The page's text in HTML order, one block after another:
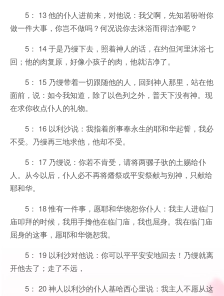
5： 13 他的仆人进前来，对他说：我父啊，先知若吩咐你
做一件大事，你岂不做吗？何况说你去沐浴而得洁净呢？
5： 14 于是乃缦下去，照着神人的话，在约但河里沐浴七
回；他的肉复原，好像小孩子的肉，他就洁净了。
5： 15 乃缦带着一切跟随他的人，回到神人那里，站在他
面前，说：如今我知道，除了以色列之外，普天下没有神。现
在求你收点仆人的礼物。
5： 16 以利沙说：我指着所事奉永生的耶和华起誓，我必
不受。乃缦再三地求他，他却不受。
5： 17 乃缦说：你若不肯受，请将两骡子驮的土赐给仆
人。从今以后，仆人必不再将燔祭或平安祭献与别神，只献给
耶和华。
5： 18 惟有一件事，愿耶和华饶恕你仆人：我主人进临门
庙叩拜的时候，我用手搀他在临门庙，我也屈身。我在临门庙
屈身的这事，愿耶和华饶恕我。
5： 19 以利沙对他说：你可以平平安安地回去！乃缦就离
开他去了；走了不远，
5： 20 神人以利沙的仆人基哈西心里说：我主人不愿从这